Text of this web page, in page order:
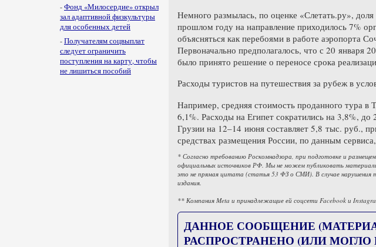
-Фонд «Милосердие» открыл
зал адаптивной физкультуры
для особенных детей
-Получателям соцвыплат
следует ограничить
поступления на карту, чтобы
не лишиться пособий
Немного размылась, по оценке «Слетать.ру»,
прошлом году на направление приходилось 7%
объясняться как перебоями в работе аэропорта
Первоначально предполагалось, что с 20 января
было принято решение о переносе срока
Расходы туристов на путешествия за рубеж в
Например, средняя стоимость проданного тура в
6,1%. Расходы на Египет сократились на 3,8%,
Грузии на 12–14 июня составляет 5,8 тыс. руб.,
средствах размещения России, по данным
* Согласно требованию Роскомнадзора, при подготовке и
официальных источников РФ. Мы не можем публиковать
это не прямая цитата (статья 53 ФЗ о СМИ). В случае
издания.
** Компания Meta и принадлежащие ей соцсети Facebook и
ДАННОЕ СООБЩЕНИЕ
РАСПРОСТРАНЕНО (ИЛИ